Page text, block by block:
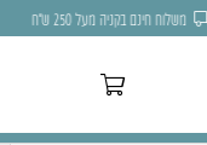
משלוח חינם בקניה מעל 250 ש״ח